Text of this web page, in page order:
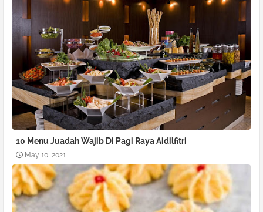
10 Menu Juadah Wajib Di Pagi Raya Aidilfitri
May 10, 2021